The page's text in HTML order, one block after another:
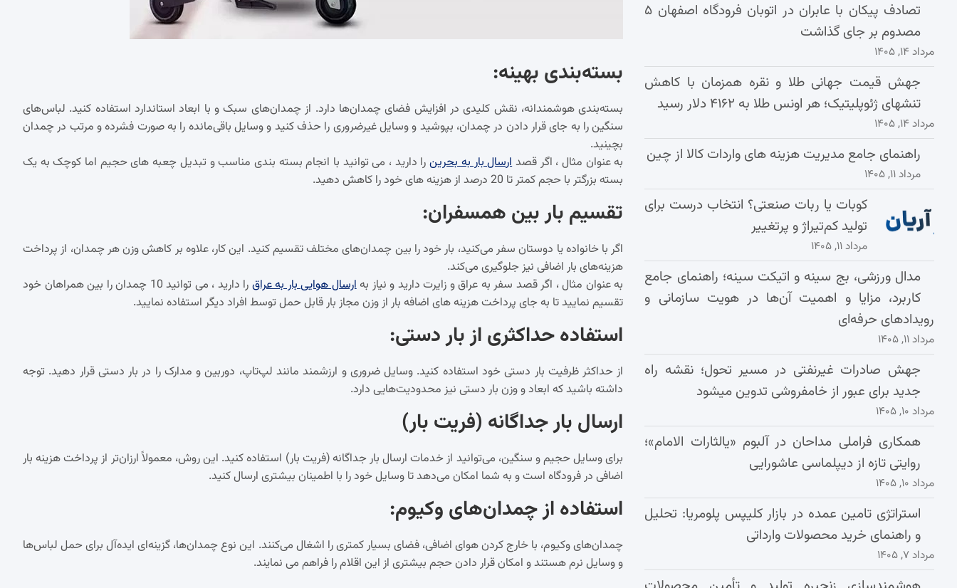
بسته‌بندی بهینه:
بسته‌بندی هوشمندانه، نقش کلیدی در افزایش فضای چمدان‌ها دارد. از چمدان‌های سبک و با ابعاد استاندارد استفاده کنید. لباس‌های
سنگین را به جای قرار دادن در چمدان، بپوشید و وسایل غیرضروری را حذف کنید و وسایل باقی‌مانده را به صورت فشرده و مرتب در چمدان
بچینید.
به عنوان مثال ، اگر قصدارسال بار به بحرینرا دارید ، می توانید با انجام بسته بندی مناسب و تبدیل چعبه های حجیم اما کوچک به یک
بسته بزرگتر با حجم کمتر تا 20 درصد از هزینه های خود را کاهش دهید.
تقسیم بار بین همسفران:
اگر با خانواده یا دوستان سفر می‌کنید، بار خود را بین چمدان‌های مختلف تقسیم کنید. این کار، علاوه بر کاهش وزن هر چمدان، از پرداخت
هزینه‌های بار اضافی نیز جلوگیری می‌کند.
به عنوان مثال ، اگر قصد سفر به عراق و زایرت دارید و نیاز بهارسال هوایی بار به عراق
را دارید ، می توانید 10 چمدان را بین همراهان خود
تقسیم نمایید تا به جای پرداخت هزینه های اضافه بار از وزن مجاز بار قابل حمل توسط افراد دیگر استفاده نمایید.
استفاده حداکثری از بار دستی:
از حداکثر ظرفیت بار دستی خود استفاده کنید. وسایل ضروری و ارزشمند مانند لپ‌تاپ، دوربین و مدارک را در بار دستی قرار دهید. توجه
داشته باشید که ابعاد و وزن بار دستی نیز محدودیت‌هایی دارد.
ارسال بار جداگانه (فریت بار)
برای وسایل حجیم و سنگین، می‌توانید از خدمات ارسال بار جداگانه (فریت بار) استفاده کنید. این روش، معمولاً ارزان‌تر از پرداخت هزینه بار
اضافی در فرودگاه است و به شما امکان می‌دهد تا وسایل خود را با اطمینان بیشتری ارسال کنید.
استفاده از چمدان‌های وکیوم:
چمدان‌های وکیوم، با خارج کردن هوای اضافی، فضای بسیار کمتری را اشغال می‌کنند. این نوع چمدان‌ها، گزینه‌ای ایده‌آل برای حمل لباس‌ها
و وسایل نرم هستند و امکان قرار دادن حجم بیشتری از این اقلام را فراهم می نمایند.
تصادف پیکان با عابران در اتوبان فرودگاه اصفهان ۵
مصدوم بر جای گذاشت
مرداد ۱۴, ۱۴۰۵
جهش قیمت جهانی طلا و نقره همزمان با کاهش
تنشهای ژئوپلیتیک؛ هر اونس طلا به ۴۱۶۲ دلار رسید
مرداد ۱۴, ۱۴۰۵
راهنمای جامع مدیریت هزینه‌ های واردات کالا از چین
مرداد ۱۱, ۱۴۰۵
کوبات یا ربات صنعتی؟ انتخاب درست برای
تولید کم‌تیراژ و پرتغییر
مرداد ۱۱, ۱۴۰۵
مدال ورزشی، بج سینه و اتیکت سینه؛ راهنمای جامع
کاربرد، مزایا و اهمیت آن‌ها در هویت سازمانی و
رویدادهای حرفه‌ای
مرداد ۱۱, ۱۴۰۵
جهش صادرات غیرنفتی در مسیر تحول؛ نقشه راه
جدید برای عبور از خامفروشی تدوین میشود
مرداد ۱۰, ۱۴۰۵
همکاری فراملی مداحان در آلبوم «یالثارات الامام»؛
روایتی تازه از دیپلماسی عاشورایی
مرداد ۱۰, ۱۴۰۵
استراتژی تامین عمده در بازار کلیپس پلومریا: تحلیل
و راهنمای خرید محصولات وارداتی
مرداد ۷, ۱۴۰۵